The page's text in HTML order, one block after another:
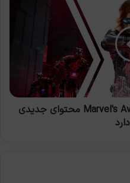
به‌روزرسانی جدید بازی Marvel's Avengers محتوای جدیدی